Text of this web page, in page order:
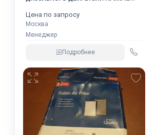
Цена по запросу
Москва
Менеджер
Подробнее